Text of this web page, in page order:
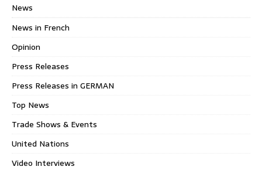
News
News in French
Opinion
Press Releases
Press Releases in GERMAN
Top News
Trade Shows & Events
United Nations
Video Interviews